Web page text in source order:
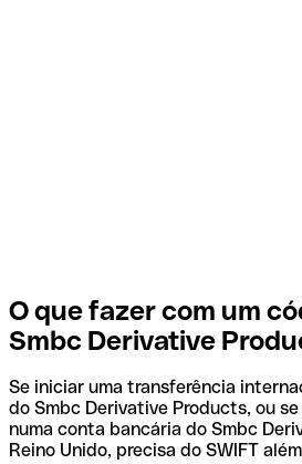
O que fazer com um
Smbc Derivative
Se iniciar uma transferência
do Smbc Derivative Products, ou
numa conta bancária do Smbc
Reino Unido, precisa do SWIFT